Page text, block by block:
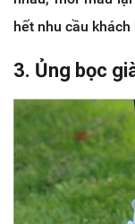
hết nhu cầu khách
3. Ủng bọc